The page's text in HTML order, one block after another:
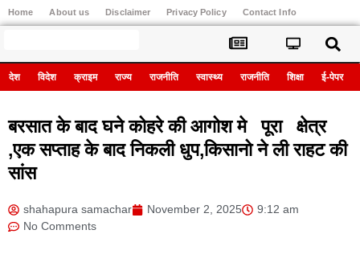
Home About us Disclaimer Privacy Policy Contact Info
देश विदेश क्राइम राज्य राजनीति स्वास्थ्य राजनीति शिक्षा ई-पेपर
बरसात के बाद घने कोहरे की आगोश मे पूरा क्षेत्र
,एक सप्ताह के बाद निकली धुप,किसानो ने ली राहट की
सांस
shahapura samachar November 2, 2025
9:12 am
No Comments